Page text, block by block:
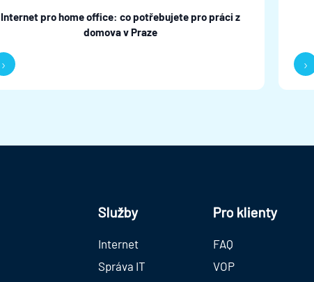
Internet pro home office: co potřebujete pro práci z
domova v Praze
› ›
Služby
Internet
Správa IT
Pro klienty
FAQ
VOP